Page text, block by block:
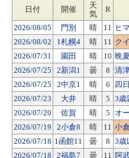
日付 開催
天
気
R
2026/08/05
門別 晴 11 ヒ
2026/08/02
1札幌4 晴 11 ク
2026/07/31
園田 晴 10 晩
2026/07/25
2新潟1 曇 8 清
2026/07/25
2中京1 晴 6 四
2026/07/23
大井 晴 5 3
2026/07/20
佐賀 晴 5 オ
2026/07/19
2小倉8 晴 11 小
2026/07/18 1函館11 曇 8 3歳
2026/07/18
2福島7 曇 11 阿